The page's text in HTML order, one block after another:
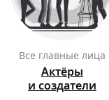
Все главные лица
Актёры
и создатели